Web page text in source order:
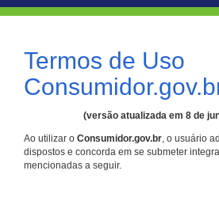
Termos de Uso
(versão atualizada em 8 de
Ao utilizar o Consumidor.gov.br, o usuário
dispostos e concorda em se submeter
mencionadas a seguir.